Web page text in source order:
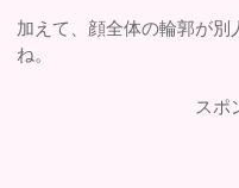
加えて、顔全体の輪郭が別
ね。
スポ